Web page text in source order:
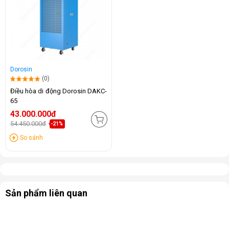
Dorosin
(0)
Điều hòa di động Dorosin DAKC-
65
43.000.000đ
54.450.000đ -21%
So sánh
Sản phẩm liên quan